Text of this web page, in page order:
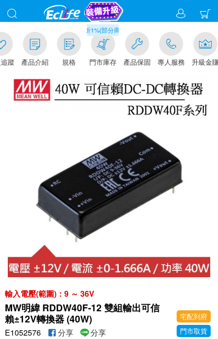
蹤 產品介紹 規格
滿千元門市取貨現折1%(部分商品不適用)-請點我看
門市庫存 產品保固 專人服務 升級金賺
輸入電壓(範圍)：9 ～ 36V
MW明緯 RDDW40F-12 雙組輸出可信
賴±12V轉換器 (40W)
宅配到府
門市取貨
E1052576 分享 分享